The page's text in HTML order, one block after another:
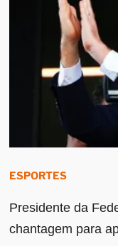
ESPORTES
Presidente da
chantagem para